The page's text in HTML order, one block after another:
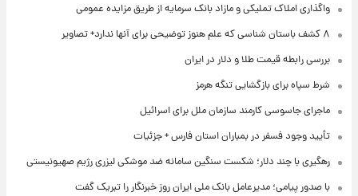
واگذاری املاک تملیکی و مازاد بانک سرمایه از طریق مزایده عمومی
۸ کشف باستان شناسی که علم هنوز توضیحی برای آنها ندارد+ تصاویر
بررسی رابطه قیمت طلا و دلار در ایران
شرط سپاه برای بازگشایی تنگه هرمز
ماجرای جاسوسی کارمند سازمان ملل برای اسرائیل
تأیید وجود فسفر در بمباران استان فارس + جزئیات
رهگیری با چند دلار؛ شکست سنگین سامانه ضد موشکی لیزری رژیم صهیونیستی
با صدور پیامی؛ مدیرعامل بانک ملی ایران روز خبرنگار را تبریک گفت